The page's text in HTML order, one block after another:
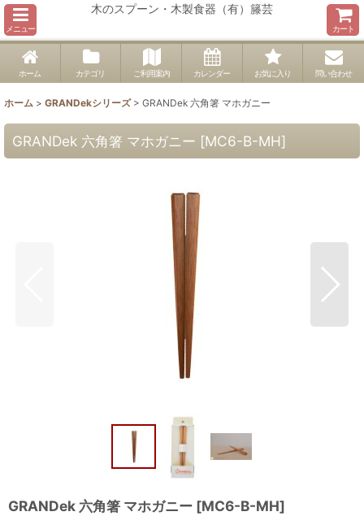
メニュー
木のスプーン・木製食器（有）籐芸
カート
ホーム カテゴリ ご利用案内 カレンダー お気に入り 問い合わせ
ホーム > GRANDekシリーズ > GRANDek 六角箸 マホガニー
GRANDek 六角箸 マホガニー [MC6-B-MH]
GRANDek 六角箸 マホガニー [MC6-B-MH]